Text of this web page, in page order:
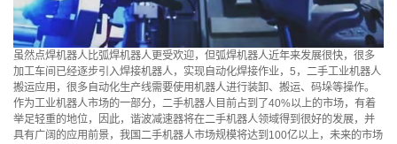
虽然点焊机器人比弧焊机器人更受欢迎，但弧焊机器人近年来发展很快，很多
加工车间已经逐步引入焊接机器人，实现自动化焊接作业，5，二手工业机器人
搬运应用，很多自动化生产线需要使用机器人进行装卸、搬运、码垛等操作。
作为工业机器人市场的一部分，二手机器人目前占到了40%以上的市场，有着
举足轻重的地位，因此，谐波减速器将在二手机器人领域得到很好的发展，并
具有广阔的应用前景，我国二手机器人市场规模将达到100亿以上，未来的市场